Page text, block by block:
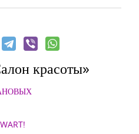
красоты»